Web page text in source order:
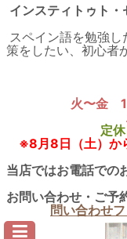
インスティトゥト・
スペイン語を勉強
策をしたい、初心者
火〜金
定
※8月8日（土）か
当店ではお電話での
お問い合わせ・ご予
問い合わせ